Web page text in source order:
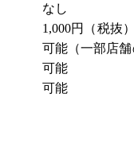
なし
1,000円（税抜
可能（一部店舗
可能
可能